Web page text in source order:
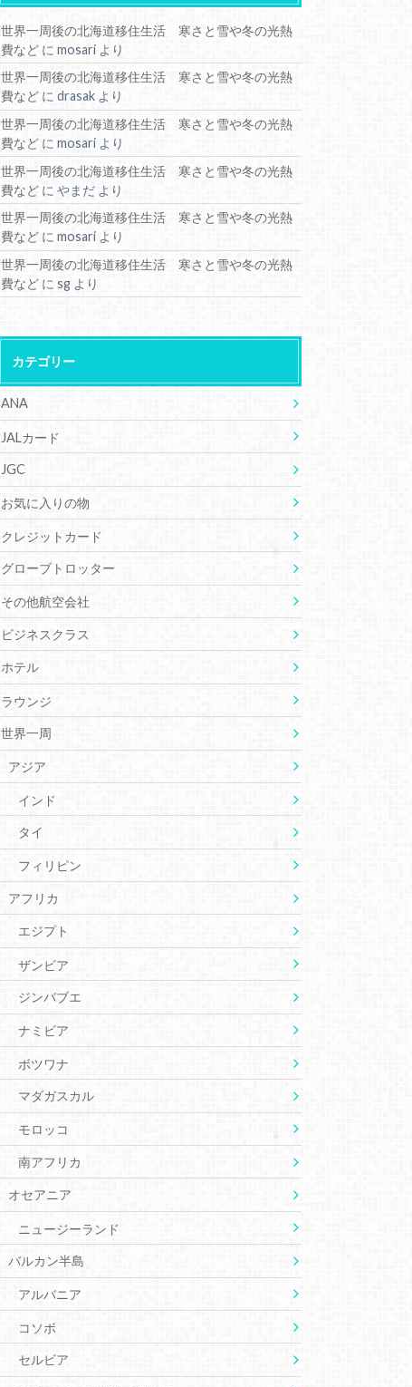
世界一周後の北海道移住生活 寒さと雪や冬の光熱
費など にmosari より
世界一周後の北海道移住生活 寒さと雪や冬の光熱
費など にdrasak より
世界一周後の北海道移住生活 寒さと雪や冬の光熱
費など にmosari より
世界一周後の北海道移住生活 寒さと雪や冬の光熱
費など にやまだ より
世界一周後の北海道移住生活 寒さと雪や冬の光熱
費など にmosari より
世界一周後の北海道移住生活 寒さと雪や冬の光熱
費など にsg より
カテゴリー
ANA
JALカード
JGC
お気に入りの物
クレジットカード
グローブトロッター
その他航空会社
ビジネスクラス
ホテル
ラウンジ
世界一周
アジア
インド
タイ
フィリピン
アフリカ
エジプト
ザンビア
ジンバブエ
ナミビア
ボツワナ
マダガスカル
モロッコ
南アフリカ
オセアニア
ニュージーランド
バルカン半島
アルバニア
コソボ
セルビア